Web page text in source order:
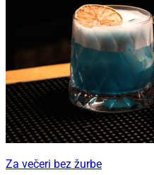
Za večeri bez žurbe